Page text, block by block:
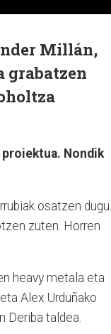
Millán,
grabatzen
proiektua. Nondik
osatzen dugu.
zuten. Horren
heavy metala eta
Alex Urduñako
Deriba taldea.